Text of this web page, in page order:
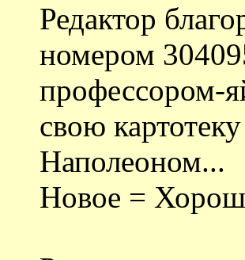
Редактор
номером
профессором-
свою
Наполеоном...
Новое =